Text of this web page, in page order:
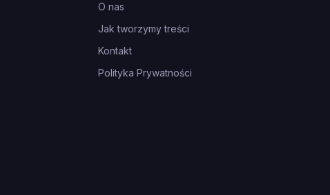
O nas
Jak tworzymy treści
Kontakt
Polityka Prywatności